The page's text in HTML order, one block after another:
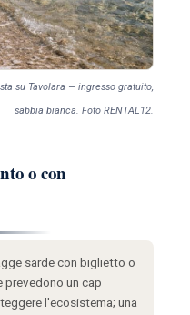
su Tavolara — ingresso gratuito,
sabbia bianca. Foto RENTAL12.
o con
sarde con biglietto o
un cap
l'ecosistema; una